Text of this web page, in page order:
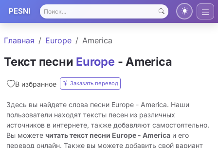
PESNI
Главная Europe America
Текст песни Europe - America
В избранное Заказать перевод
Здесь вы найдете слова песни Europe - America. Наши
пользователи находят тексты песен из различных
источников в интернете, также добавляют самостоятельно.
Вы можете читать текст песни Europe - America и его
перевод онлайн. Также вы можете добавить свой вариант